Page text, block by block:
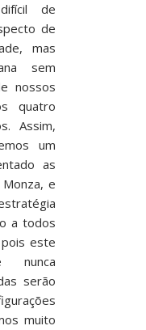
de
de
mas
sem
nossos
quatro
Assim,
um
as
e
a todos
este
nunca
serão
muito